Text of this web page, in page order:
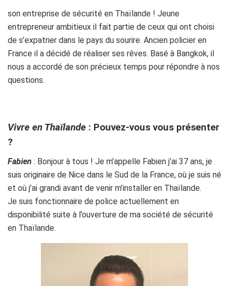
son entreprise de sécurité en Thaïlande ! Jeune
entrepreneur ambitieux il fait partie de ceux qui ont choisi
de s’expatrier dans le pays du sourire. Ancien policier en
France il a décidé de réaliser ses rêves. Basé à Bangkok, il
nous a accordé de son précieux temps pour répondre à nos
questions.
Vivre en Thaïlande : Pouvez-vous vous présenter
?
Fabien : Bonjour à tous ! Je m’appelle Fabien j’ai 37 ans, je
suis originaire de Nice dans le Sud de la France, où je suis né
et où j’ai grandi avant de venir m’installer en Thaïlande.
Je suis fonctionnaire de police actuellement en
disponibilité suite à l’ouverture de ma société de sécurité
en Thaïlande.